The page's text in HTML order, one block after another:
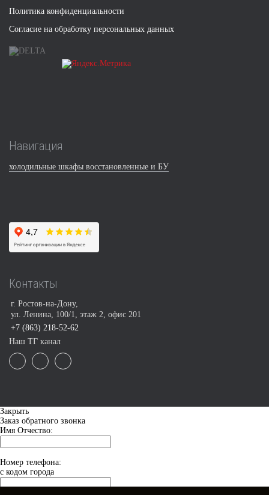
Политика конфиденциальности
Согласие на обработку персональных данных
Навигация
холодильные шкафы восстановленные и БУ
Контакты
г. Ростов-на-Дону,
ул. Ленина, 100/1, этаж 2, офис 201
+7 (863) 218-52-62
Наш ТГ канал
Закрыть
Заказ обратного звонка
Имя Отчество:
Номер телефона:
с кодом города